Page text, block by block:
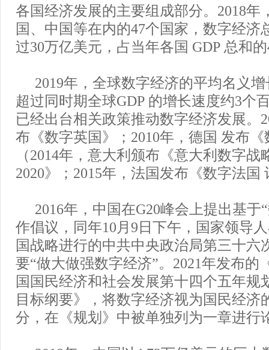
各国经济发展的主要组成部分。2018年
国、中国等在内的47个国家，数字经济
过30万亿美元，占当年各国 GDP 总和的
2019年，全球数字经济的平均名义
超过同时期全球GDP 的增长速度约3个
已经出台相关政策推动数字经济发展。
布《数字英国》；2010年，德国 发布
（2014年，意大利颁布《意大利数字
2020》；2015年，法国发布《数字法国
2016年，中国在G20峰会上提出基于
作倡议，同年10月9日下午，国家领导
国战略进行的中共中央政治局第三十六
要“做大做强数字经济”。2021年发布的
国国民经济和社会发展第十四个五年规
目标纲要》，将数字经济视为国民经济
分，在《规划》中被单独列为一章进行